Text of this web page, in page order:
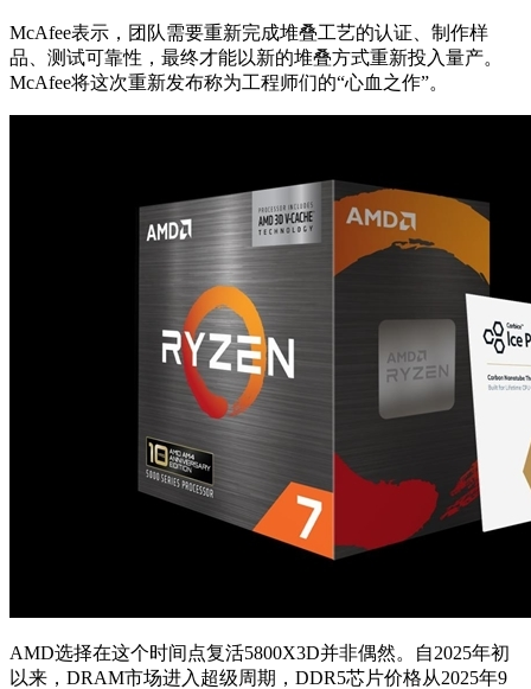
McAfee表示，团队需要重新完成堆叠工艺的认证、制作样
品、测试可靠性，最终才能以新的堆叠方式重新投入量产。
McAfee将这次重新发布称为工程师们的“心血之作”。
AMD选择在这个时间点复活5800X3D并非偶然。自2025年初
以来，DRAM市场进入超级周期，DDR5芯片价格从2025年9